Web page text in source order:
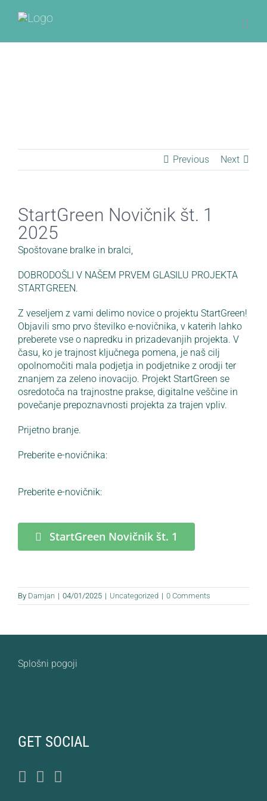
Previous Next
StartGreen Novičnik št. 1
2025
Spoštovane bralke in bralci,
DOBRODOŠLI V NAŠEM PRVEM GLASILU PROJEKTA
STARTGREEN.
Z veseljem z vami delimo novice o projektu StartGreen!
Objavili smo prvo številko e-novičnika, v katerih lahko
preberete vse o napredku in prizadevanjih projekta. V
času, ko je trajnost ključnega pomena, je naš cilj
opolnomočiti mala podjetja in podjetnike z orodji ter
znanjem za zeleno inovacijo. Projekt StartGreen se
osredotoča na trajnostne prakse, digitalne veščine in
povečanje prepoznavnosti projekta za trajen vpliv.
Prijetno branje.
Preberite e-novičnika:
Preberite e-novičnik:
StartGreen Novičnik št. 1
By Damjan | 04/01/2025 | Uncategorized | 0 Comments
Splošni pogoji
GET SOCIAL